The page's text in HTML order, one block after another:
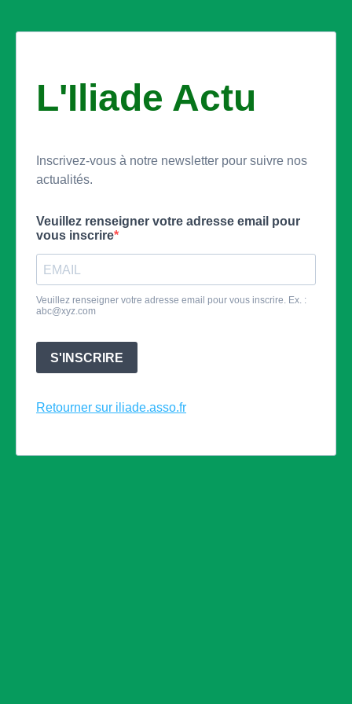
L'Iliade Actu
Inscrivez-vous à notre newsletter pour suivre nos
actualités.
Veuillez renseigner votre adresse email pour
vous inscrire
Veuillez renseigner votre adresse email pour vous inscrire. Ex. :
abc@xyz.com
S'INSCRIRE
Retourner sur iliade.asso.fr